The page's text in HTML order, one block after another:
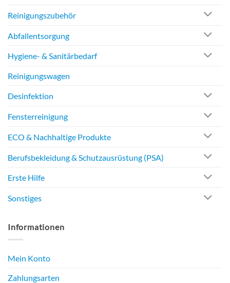
Reinigungszubehör
Abfallentsorgung
Hygiene- & Sanitärbedarf
Reinigungswagen
Desinfektion
Fensterreinigung
ECO & Nachhaltige Produkte
Berufsbekleidung & Schutzausrüstung (PSA)
Erste Hilfe
Sonstiges
Informationen
Mein Konto
Zahlungsarten